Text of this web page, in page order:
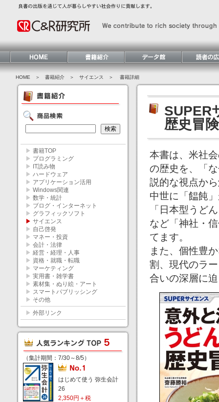
HOME ＞ 書籍紹介 ＞ サイエンス ＞ 書籍詳細
▶ 書籍TOP
▶ プログラミング
▶
IT読み物
▶ ハードウェア
▶ アプリケーション活用
▶ Windows関連
▶ 数学・統計
▶ ブログ・インターネット
▶ グラフィックソフト
▶ サイエンス
▶ 自己啓発
▶ マネー・投資
▶ 会計・法律
▶ 経営・経理・人事
▶ 資格・就職・転職
▶ マーケティング
▶ 実用書・雑学書
▶ 素材集・ぬり絵・アート
▶ スマートパブリッシング
▶ その他
▶ 外部リンク
（集計期間：7/30～8/5）
はじめて使う 弥生会計
26
2,350円＋税
SUPER
歴史冒険
本書は、米社
の歴史を、「
説的な視点か
中世に「饂飩
「日本型うど
など「神社・
てます。
また、個性豊
割、現代のラ
合いの深層に